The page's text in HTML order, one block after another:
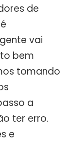
de
vai
bem
tomando
a
ter erro.
e